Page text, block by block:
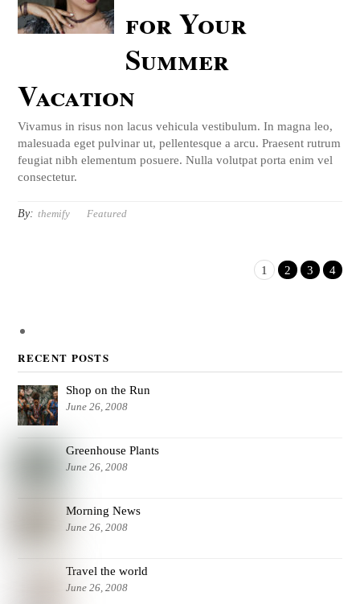
for Your
Summer
Vacation
Vivamus in risus non lacus vehicula vestibulum. In magna leo,
malesuada eget pulvinar ut, pellentesque a arcu. Praesent rutrum
feugiat nibh elementum posuere. Nulla volutpat porta enim vel
consectetur.
By: themify Featured
1 2 3 4
RECENT POSTS
Shop on the Run
June 26, 2008
Greenhouse Plants
June 26, 2008
Morning News
June 26, 2008
Travel the world
June 26, 2008